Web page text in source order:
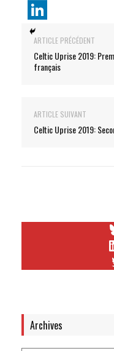
ARTICLE PRÉCÉDENT
Celtic Uprise 2019:
français
ARTICLE SUIVANT
Celtic Uprise 2019:
Archives